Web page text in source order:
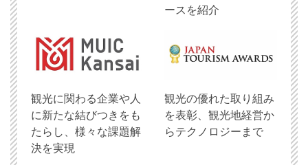
ースを紹介
観光に関わる企業や人
に新たな結びつきをも
たらし、様々な課題解
決を実現
観光の優れた取り組み
を表彰、観光地経営か
らテクノロジーまで